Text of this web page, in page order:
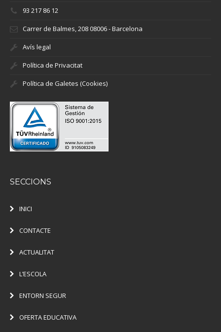
93 217 86 12
Carrer de Balmes, 208 08006 - Barcelona
Avís legal
Política de Privacitat
Política de Galetes (Cookies)
SECCIONS
INICI
CONTACTE
ACTUALITAT
L’ESCOLA
ENTORN SEGUR
OFERTA EDUCATIVA